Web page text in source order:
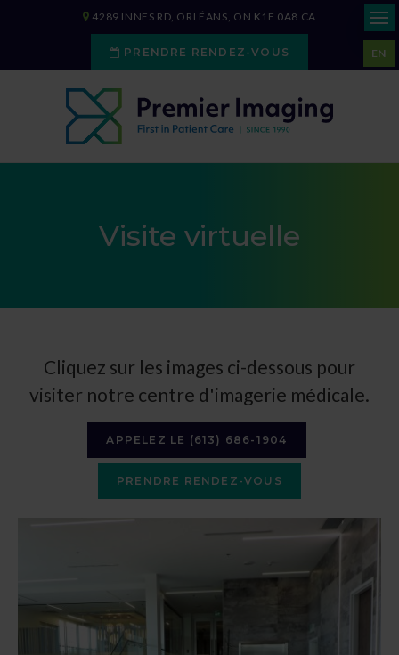
EN
4289 INNES RD ORLÉANS ON K1E 0A8 CA
PRENDRE RENDEZ-VOUS
Visite virtuelle
Cliquez sur les images ci-dessous pour
visiter notre centre d'imagerie médicale.
APPELEZ LE (613) 686-1904
PRENDRE RENDEZ-VOUS